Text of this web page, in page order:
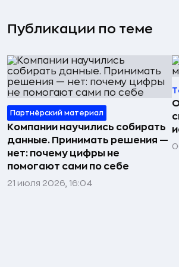
Публикации по теме
Партнёрский материал
Компании научились собирать
данные. Принимать решения —
нет: почему цифры не
помогают сами по себе
21 июля 2026, 16:04